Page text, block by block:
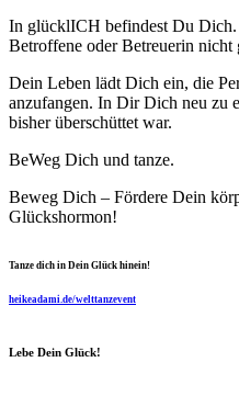
In glücklICH befindest Du
Betroffene oder Betreuerin
Dein Leben lädt Dich ein, die
anzufangen. In Dir Dich neu zu
bisher überschüttet war.
BeWeg Dich und tanze.
Beweg Dich – Fördere Dein
Glückshormon!
Tanze dich in Dein Glück hinein!
heikeadami.de/welttanzevent
Lebe Dein Glück!